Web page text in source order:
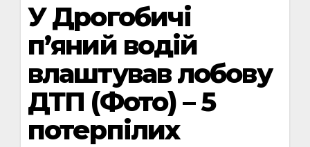
У Дрогобичі
п’яний водій
влаштував лобову
ДТП (Фото) – 5
потерпілих